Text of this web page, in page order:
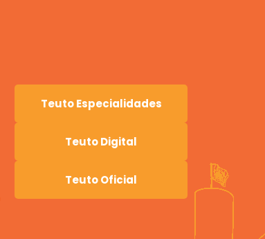
Teuto Especialidades
Teuto Digital
Teuto Oficial